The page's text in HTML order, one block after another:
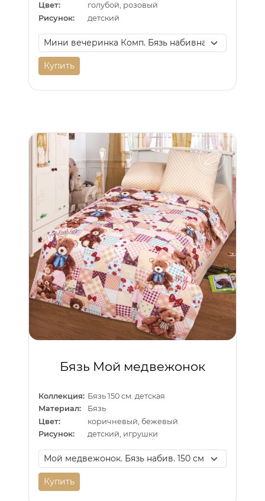
Цвет:
голубой, розовый
Рисунок:
детский
Купить
Бязь Мой медвежонок
Коллекция: Бязь 150 см. детская
Материал:
Бязь
Цвет:
коричневый, бежевый
Рисунок:
детский, игрушки
Купить